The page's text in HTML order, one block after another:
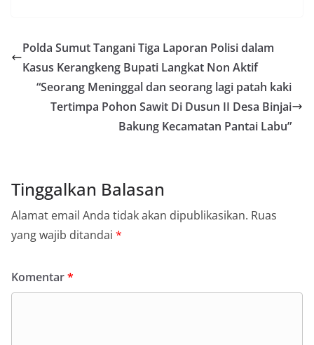
Polda Sumut Tangani Tiga Laporan Polisi dalam
Kasus Kerangkeng Bupati Langkat Non Aktif
“Seorang Meninggal dan seorang lagi patah kaki
Tertimpa Pohon Sawit Di Dusun II Desa Binjai
Bakung Kecamatan Pantai Labu”
Tinggalkan Balasan
Alamat email Anda tidak akan dipublikasikan. Ruas
yang wajib ditandai *
Komentar*